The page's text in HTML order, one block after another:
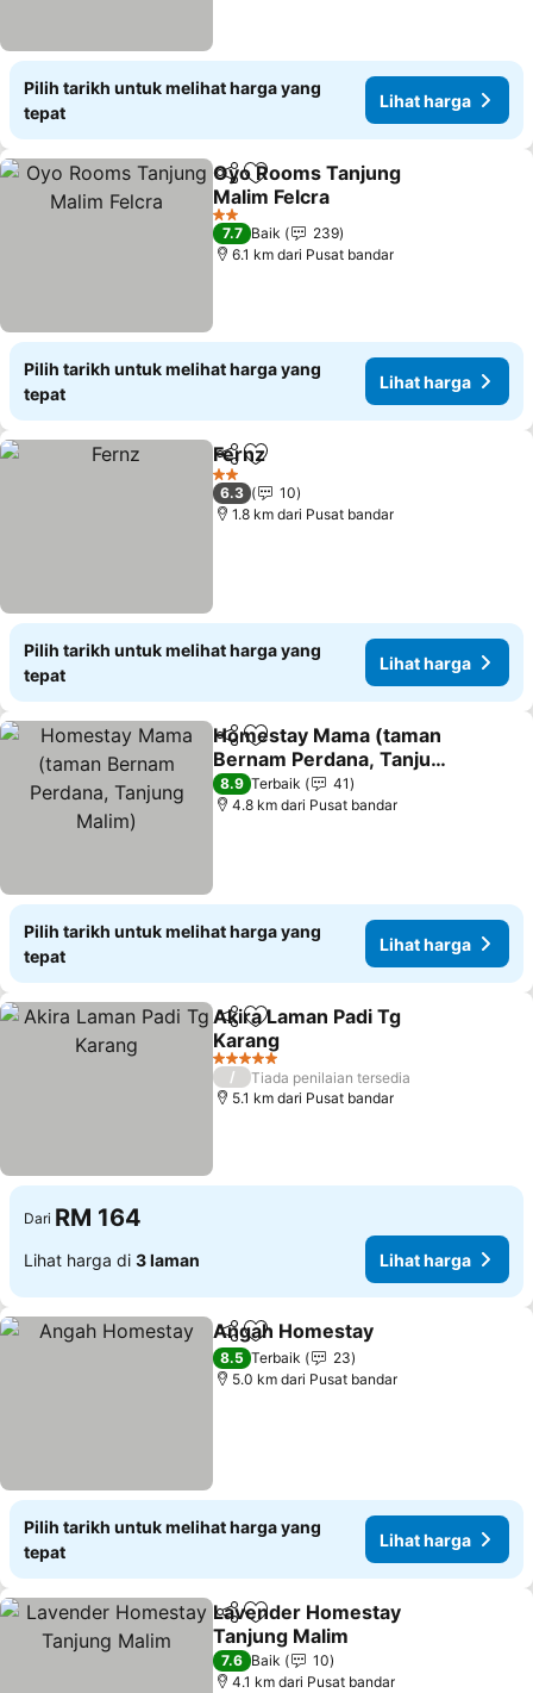
Pilih tarikh untuk melihat harga yang
tepat
Lihat harga
KongsiTambah ke favorit
Oyo Rooms Tanjung
Malim Felcra
2 Bintang
7.7 Baik
239
6.1 km dari Pusat bandar
Pilih tarikh untuk melihat harga yang
tepat
Lihat harga
KongsiTambah ke favorit
Fernz
2 Bintang
6.3
10
1.8 km dari Pusat bandar
Pilih tarikh untuk melihat harga yang
tepat
Lihat harga
KongsiTambah ke favorit
Homestay Mama (taman
Bernam Perdana, Tanjung
Malim)
8.9 Terbaik
41
4.8 km dari Pusat bandar
Pilih tarikh untuk melihat harga yang
tepat
Lihat harga
KongsiTambah ke favorit
Akira Laman Padi Tg
Karang
5 Bintang
/
Tiada penilaian tersedia
5.1 km dari Pusat bandar
Dari RM 164
Lihat harga di 3 laman Lihat harga
KongsiTambah ke favorit
Angah Homestay
8.5 Terbaik
23
5.0 km dari Pusat bandar
Pilih tarikh untuk melihat harga yang
tepat
Lihat harga
KongsiTambah ke favorit
Lavender Homestay
Tanjung Malim
7.6 Baik
10
4.1 km dari Pusat bandar